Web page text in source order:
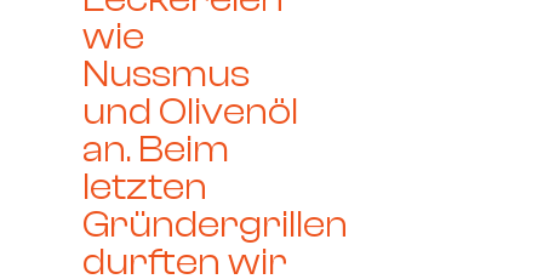
wie
Nussmus
und Olivenöl
an. Beim
letzten
Gründergrillen
durften wir